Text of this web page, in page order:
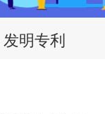
发明专利